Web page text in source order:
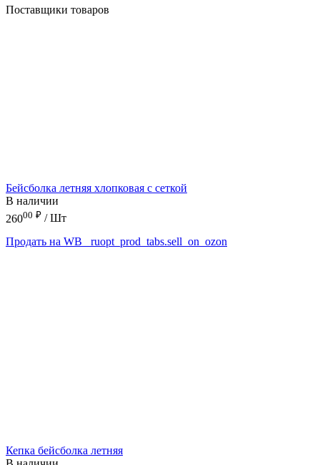
Поставщики товаров
Бейсболка летняя хлопковая с сеткой
В наличии
26000 ₽ / Шт
Продать на WB
_ruopt_prod_tabs.sell_on_ozon
Кепка бейсболка летняя